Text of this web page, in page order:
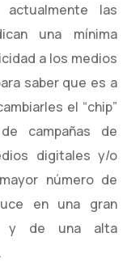
las
una mínima
a los medios
saber que es a
el “chip”
campañas de
digitales y/o
número de
en una gran
y de una alta